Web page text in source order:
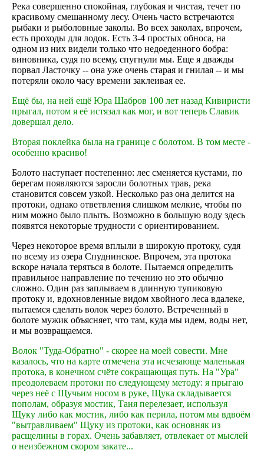
Река совершенно спокойная, глубокая и чистая, течет по
красивому смешанному лесу. Очень часто встречаются
рыбаки и рыболовные заколы. Во всех заколах, впрочем,
есть проходы для лодок. Есть 3-4 простых обноса, на
одном из них видели только что недоеденного бобра:
виновника, судя по всему, спугнули мы. Еще я дважды
порвал Ласточку -- она уже очень старая и гнилая -- и мы
потеряли около часу времени заклеивая ее.
Ещё бы, на ней ещё Юра Шабров 100 лет назад Кивиристи
прыгал, потом я её истязал как мог, и вот теперь Славик
довершал дело.
Вторая поклейка была на границе с болотом. В том месте -
особенно красиво!
Болото наступает постепенно: лес сменяется кустами, по
берегам появляются заросли болотных трав, река
становится совсем узкой. Несколько раз она делится на
протоки, однако ответвления слишком мелкие, чтобы по
ним можно было плыть. Возможно в большую воду здесь
появятся некоторые трудности с ориентированием.
Через некоторое время вплыли в широкую протоку, судя
по всему из озера Спуднинское. Впрочем, эта протока
вскоре начала теряться в болоте. Пытаемся определить
правильное направление по течению но это обычно
сложно. Один раз заплываем в длинную тупиковую
протоку и, вдохновленные видом хвойного леса вдалеке,
пытаемся сделать волок через болото. Встреченный в
болоте мужик объясняет, что там, куда мы идем, воды нет,
и мы возвращаемся.
Волок "Туда-Обратно" - скорее на моей совести. Мне
казалось, что на карте отмечена эта исчезающе маленькая
протока, в конечном счёте сокращающая путь. На "Ура"
преодолеваем протоки по следующему методу: я прыгаю
через неё с Щучьим носом в руке, Щука складывается
пополам, образуя мостик, Таня перелезает, используя
Щуку либо как мостик, либо как перила, потом мы вдвоём
"вытравливаем" Щуку из протоки, как основняк из
расщелины в горах. Очень забавляет, отвлекает от мыслей
о неизбежном скором закате...